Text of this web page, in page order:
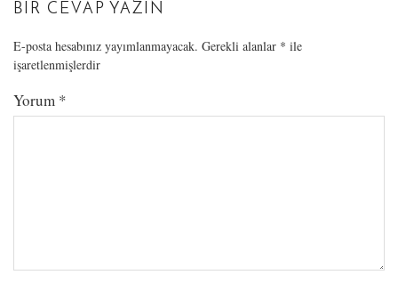
BIR CEVAP YAZIN
E-posta hesabınız yayımlanmayacak. Gerekli alanlar * ile
işaretlenmişlerdir
Yorum *